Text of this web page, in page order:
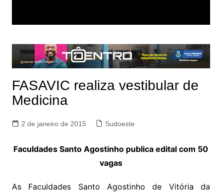
FASAVIC realiza vestibular de
Medicina
2 de janeiro de 2015 Sudoeste
Faculdades Santo Agostinho publica edital com 50
vagas
As Faculdades Santo Agostinho de Vitória da